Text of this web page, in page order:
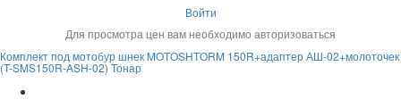
Войти
Для просмотра цен вам необходимо авторизоваться
Комплект под мотобур шнек MOTOSHTORM 150R+адаптер АШ-02+молоточек
(T-SMS150R-ASH-02) Тонар